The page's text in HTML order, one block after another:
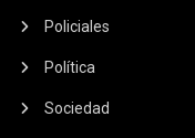
Policiales
Política
Sociedad